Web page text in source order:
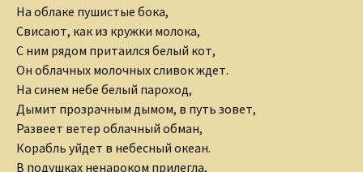
На облаке пушистые бока,
Свисают, как из кружки молока,
С ним рядом притаился белый кот,
Он облачных молочных сливок ждет.
На синем небе белый пароход,
Дымит прозрачным дымом, в путь зовет,
Развеет ветер облачный обман,
Корабль уйдет в небесный океан.
В подушках ненароком прилегла,